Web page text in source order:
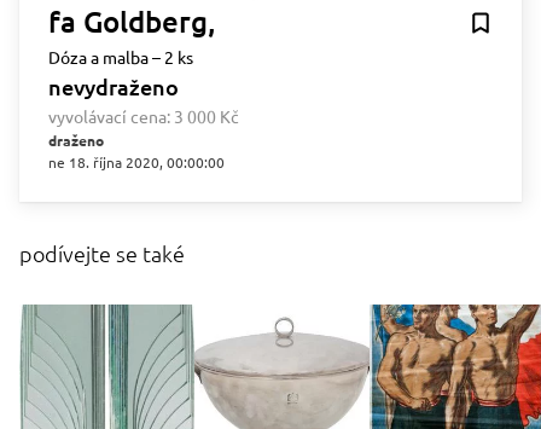
fa Goldberg,
Dóza a malba – 2 ks
nevydraženo
vyvolávací cena: 3 000 Kč
draženo
ne 18. října 2020, 00:00:00
podívejte se také